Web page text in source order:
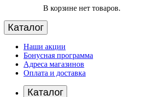
В корзине нет товаров.
Каталог
Наши акции
Бонусная программа
Адреса магазинов
Оплата и доставка
Каталог